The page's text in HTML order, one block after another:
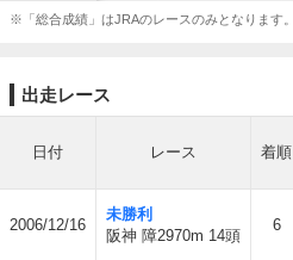
※「総合成績」はJRAのレースのみとなります。
出走レース
日付 レース 着順
2006/12/16
未勝利
阪神 障2970m 14頭
6